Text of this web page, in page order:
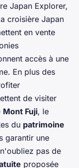
Japan Explorer,
croisière Japan
en vente
accès à une
En plus des
de visiter
Mont Fuji, le
du patrimoine
garantir une
pas de
proposée